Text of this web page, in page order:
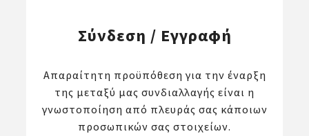
Σύνδεση / Εγγραφή
Απαραίτητη προϋπόθεση για την έναρξη
της μεταξύ μας συνδιαλλαγής είναι η
γνωστοποίηση από πλευράς σας κάποιων
προσωπικών σας στοιχείων.